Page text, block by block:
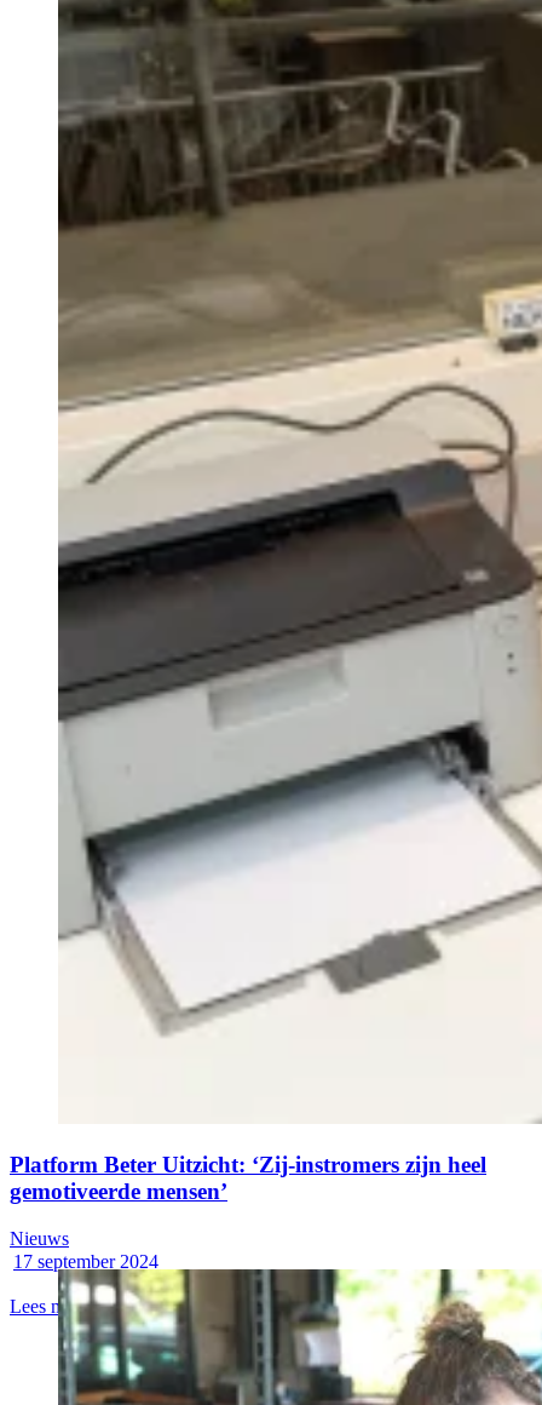
Platform Beter Uitzicht: ‘Zij-instromers zijn heel
gemotiveerde mensen’
17 september 2024
Lees meer
Nieuws